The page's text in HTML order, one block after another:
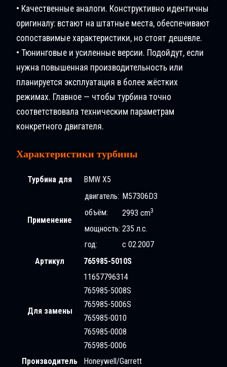
• Качественные аналоги. Конструктивно идентичны
оригиналу: встают на штатные места, обеспечивают
сопоставимые характеристики, но стоят дешевле.
• Тюнинговые и усиленные версии. Подойдут, если
нужна повышенная производительность или
планируется эксплуатация в более жёстких
режимах. Главное — чтобы турбина точно
соответствовала техническим параметрам
конкретного двигателя.
Характеристики турбины
Турбина для BMW X5
Применение
двигатель: M57306D3
объём:
2993 cm3
мощность: 235 л.с.
год:
с 02.2007
Артикул
765985-5010S
Для замены
11657796314
765985-5008S
765985-5006S
765985-0010
765985-0008
765985-0006
Производитель
Honeywell/Garrett